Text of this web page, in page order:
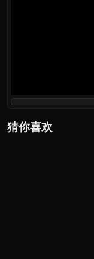
猜你喜欢